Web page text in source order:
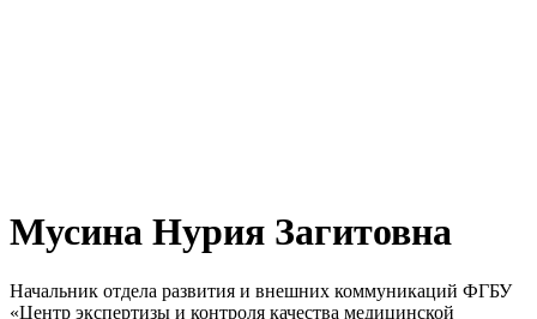
Мусина Нурия Загитовна
Начальник отдела развития и внешних коммуникаций ФГБУ
«Центр экспертизы и контроля качества медицинской